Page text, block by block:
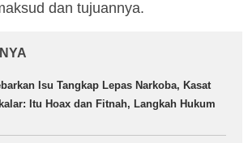
dan tujuannya.
Isu Tangkap Lepas Narkoba, Kasat
Itu Hoax dan Fitnah, Langkah Hukum